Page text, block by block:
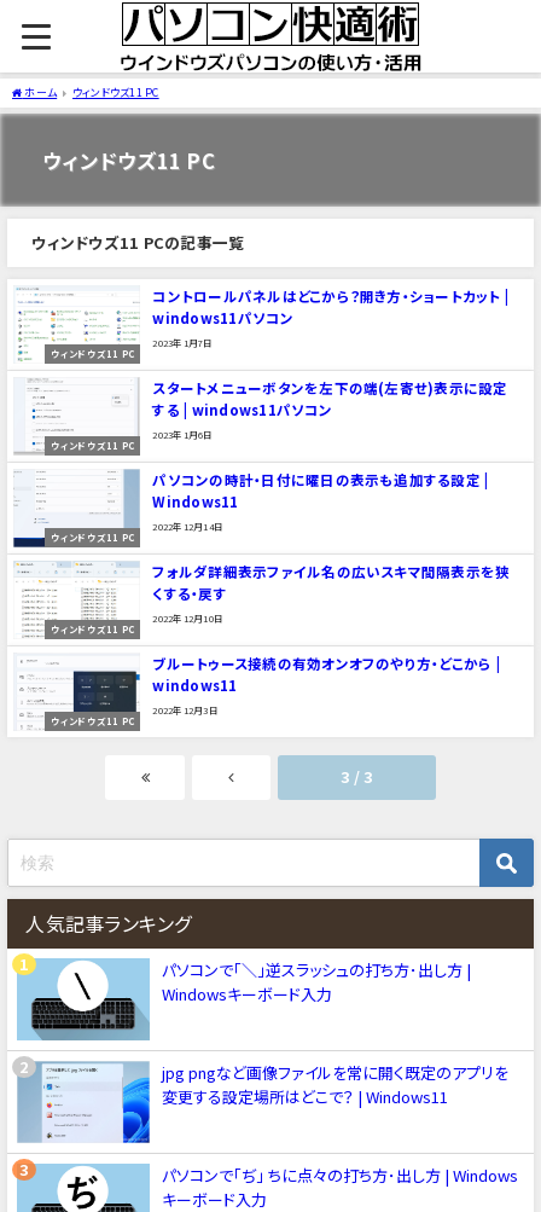
ホーム ウィンドウズ11 PC
ウィンドウズ11 PC
ウィンドウズ11 PCの記事一覧
ウィンドウズ11 PC
コントロールパネルはどこから？開き方・ショートカット |
windows11パソコン
2023年1月7日
ウィンドウズ11 PC
スタートメニューボタンを左下の端(左寄せ)表示に設定
する | windows11パソコン
2023年1月6日
ウィンドウズ11 PC
パソコンの時計・日付に曜日の表示も追加する設定 |
Windows11
2022年12月14日
ウィンドウズ11 PC
フォルダ詳細表示ファイル名の広いスキマ間隔表示を狭
くする・戻す
2022年12月10日
ウィンドウズ11 PC
ブルートゥース接続の有効オンオフのやり方・どこから |
windows11
2022年12月3日
3 / 3
人気記事ランキング
パソコンで「＼」逆スラッシュの打ち方･出し方 |
Windowsキーボード入力
jpg pngなど画像ファイルを常に開く既定のアプリを
変更する設定場所はどこで？ | Windows11
パソコンで「ぢ」 ちに点々の打ち方･出し方 | Windows
キーボード入力